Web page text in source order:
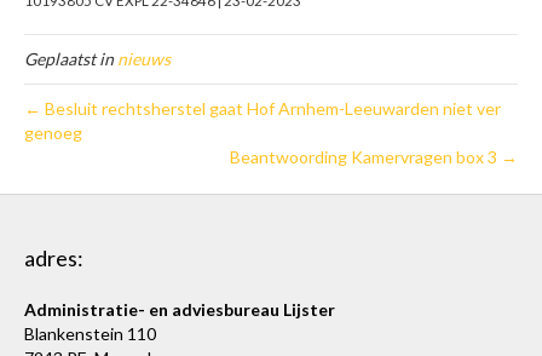
Geplaatst innieuws
← Besluit rechtsherstel gaat Hof Arnhem-Leeuwarden niet ver
genoeg
Beantwoording Kamervragen box 3 →
adres:
Administratie- en adviesbureau Lijster
Blankenstein 110